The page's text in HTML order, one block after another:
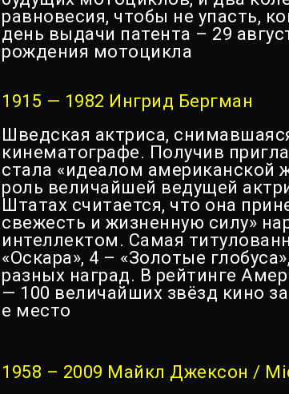
равновесия, чтобы не упасть,
день выдачи патента – 29
рождения мотоцикла
1915 — 1982 Ингрид Бергман
Шведская актриса,
кинематографе. Получив
стала «идеалом американской
роль величайшей ведущей
Штатах считается, что она
свежесть и жизненную силу»
интеллектом. Самая
«Оскара», 4 – «Золотые
разных наград. В рейтинге
— 100 величайших звёзд кино
е место
1958 – 2009 Майкл Джексон /